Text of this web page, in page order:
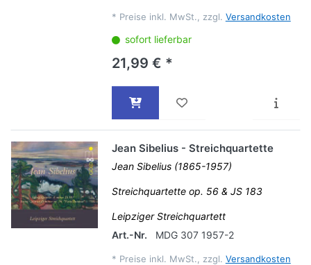
* Preise inkl. MwSt., zzgl. Versandkosten
sofort lieferbar
21,99 € *
Jean Sibelius - Streichquartette
Jean Sibelius (1865-1957)
Streichquartette op. 56 & JS 183
Leipziger Streichquartett
Art.-Nr.
MDG 307 1957-2
* Preise inkl. MwSt., zzgl. Versandkosten